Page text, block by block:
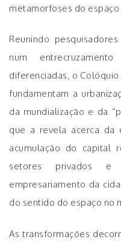
metamorfoses do espaço
Reunindo
num
diferenciadas, o
fundamentam a
da mundialização e da
que a revela acerca da
acumulação do capital
setores privados
empresariamento da
do sentido do espaço no
As transformações